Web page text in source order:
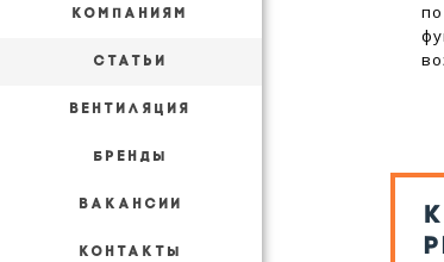
КОМПАНИЯМ
СТАТЬИ
ВЕНТИЛЯЦИЯ
БРЕНДЫ
ВАКАНСИИ
КОНТАКТЫ